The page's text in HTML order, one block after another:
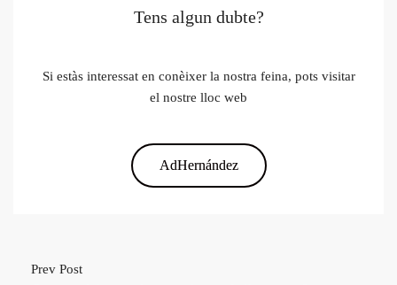
Tens algun dubte?
Si estàs interessat en conèixer la nostra feina, pots visitar
el nostre lloc web
AdHernández
Prev Post